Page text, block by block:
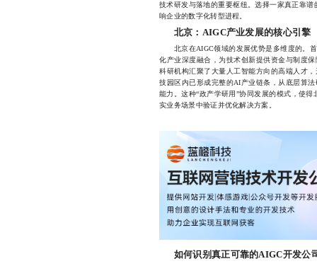
技术研发与落地的重要枢纽。选择一家真正靠
响企业的数字化转型进程。
北京：AIGC产业发展的核心引擎
北京在AIGC领域的发展优势是多维度的。首
化产业深度融合，为技术创新提供资金与制度
科研机构汇聚了大量人工智能方向的高端人才
技园区内已形成完整的AI产业链条，从底层算
能力。这种“政产学研用”协同发展的模式，使
实业务场景中验证并优化解决方案。
如何识别真正可靠的AIGC开发公